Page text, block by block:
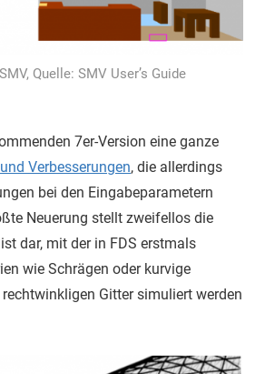
Quelle: SMV User’s Guide
7er-Version eine ganze
Verbesserungen, die allerdings
bei den Eingabeparametern
Neuerung stellt zweifellos die
dar, mit der in FDS erstmals
wie Schrägen oder kurvige
Gitter simuliert werden